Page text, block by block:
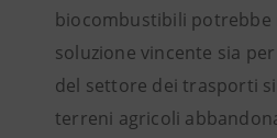
biocombustibili potrebbe
soluzione vincente sia
del settore dei trasporti
terreni agricoli